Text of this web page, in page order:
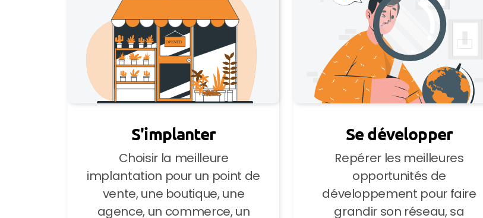
S'implanter
Choisir la meilleure
implantation pour un point de
vente, une boutique, une
agence, un commerce, un
Se développer
Repérer les meilleures
opportunités de
développement pour faire
grandir son réseau, sa